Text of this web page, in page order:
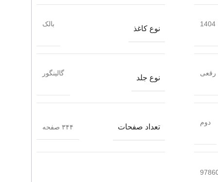
1404
نوع کاغذ
بالک
رقعی
نوع جلد
گالینگور
دوم
تعداد صفحات ۳۴۴ صفحه